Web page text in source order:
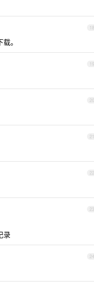
18
。
19
20
21
22
23
录
24